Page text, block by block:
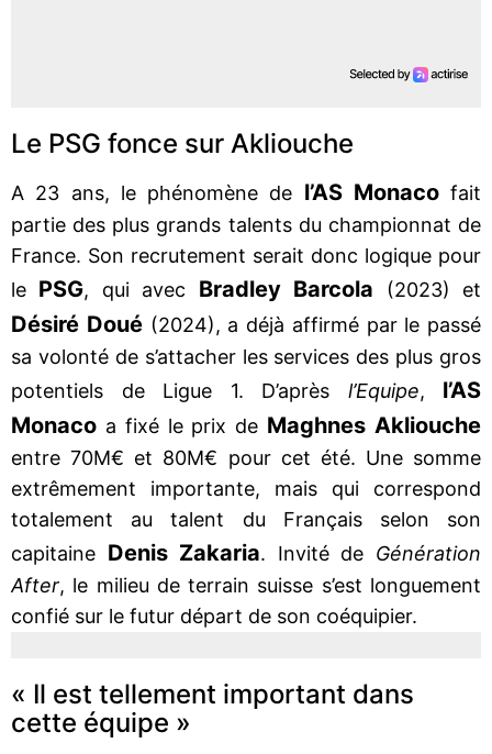
Le PSG fonce sur Akliouche
A 23 ans, le phénomène de l’AS Monacofait
partie des plus grands talents du championnat de
France. Son recrutement serait donc logique pour
le PSG, qui avec Bradley Barcola (2023) et
Désiré Doué(2024), a déjà affirmé par le passé
sa volonté de s’attacher les services des plus gros
potentiels de Ligue 1. D’après l’Equipe, l’AS
Monaco a fixé le prix de Maghnes Akliouche
entre 70M€ et 80M€ pour cet été. Une somme
extrêmement importante, mais qui correspond
totalement au talent du Français selon son
capitaine Denis Zakaria. Invité de Génération
After, le milieu de terrain suisse s’est longuement
confié sur le futur départ de son coéquipier.
« Il est tellement important dans
cette équipe »